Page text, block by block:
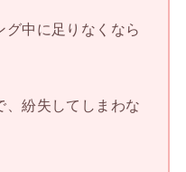
グ中に足りなくなら
、紛失してしまわな